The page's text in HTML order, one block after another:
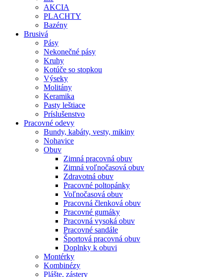
AKCIA
PLACHTY
Bazény
Brusivá
Pásy
Nekonečné pásy
Kruhy
Kotúče so stopkou
Výseky
Molitány
Keramika
Pasty leštiace
Príslušenstvo
Pracovné odevy
Bundy, kabáty, vesty, mikiny
Nohavice
Obuv
Zimná pracovná obuv
Zimná voľnočasová obuv
Zdravotná obuv
Pracovné poltopánky
Voľnočasová obuv
Pracovná členková obuv
Pracovné gumáky
Pracovná vysoká obuv
Pracovné sandále
Športová pracovná obuv
Doplnky k obuvi
Montérky
Kombinézy
Plášte, zástery